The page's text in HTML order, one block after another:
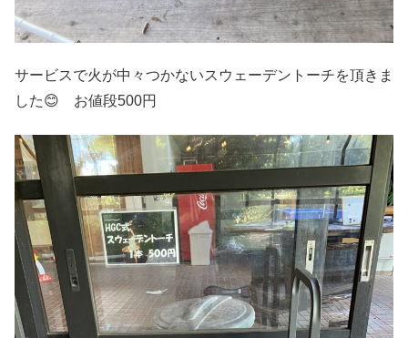
サービスで火が中々つかないスウェーデントーチを頂きま
した😊 お値段500円